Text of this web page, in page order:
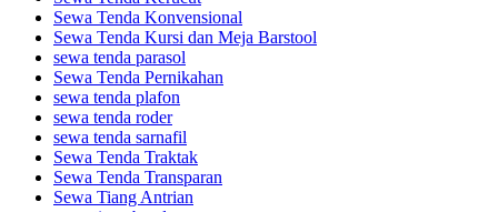
Sewa Tenda Konvensional
Sewa Tenda Kursi dan Meja Barstool
sewa tenda parasol
Sewa Tenda Pernikahan
sewa tenda plafon
sewa tenda roder
sewa tenda sarnafil
Sewa Tenda Traktak
Sewa Tenda Transparan
Sewa Tiang Antrian